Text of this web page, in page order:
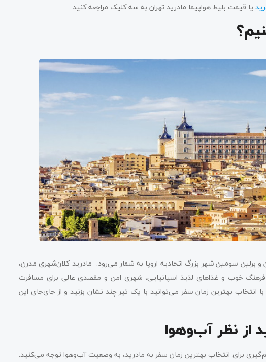
یا قیمت بلیط هواپیما مادرید تهران به سه کلیک مراجعه کنید
و برلین سومین شهر بزرگ اتحادیه اروپا به شمار می‌رود. مادرید کلان‌شهری مدرن،
فرهنگ خوب و غذاهای لذیذ اسپانیایی، شهری امن و مقصدی عالی برای مسافرت
انتخاب بهترین زمان سفر می‌توانید با یک تیر چند نشان بزنید و از جای‌جای این
از نظر آب‌وهوا
برای انتخاب بهترین زمان سفر به مادرید، به وضعیت آب‌وهوا توجه می‌کنید.